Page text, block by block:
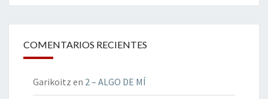
COMENTARIOS RECIENTES
Garikoitz en 2 – ALGO DE MÍ